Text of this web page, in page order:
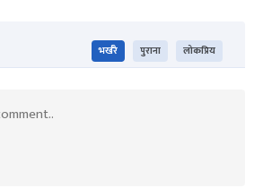
भर्खरै पुराना लोकप्रिय